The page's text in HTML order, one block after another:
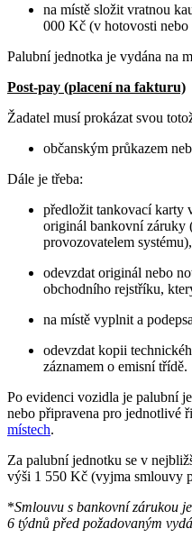
na místě složit vratnou
000 Kč (v hotovosti
Palubní jednotka je vydána na
Post-pay (placení na fakturu)
Žadatel musí prokázat svou
občanským průkazem
Dále je třeba:
předložit tankovací karty
originál bankovní záruky
provozovatelem systému),
odevzdat originál nebo
obchodního rejstříku,
na místě vyplnit a
odevzdat kopii
záznamem o emisní třídě.
Po evidenci vozidla je palubní
nebo připravena pro jednotlivé
místech.
Za palubní jednotku se v
výši 1 550 Kč (vyjma smlouvy
*Smlouvu s bankovní zárukou
6 týdnů před požadovaným